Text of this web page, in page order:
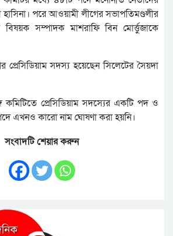
পরে আওয়ামী লীগের সভাপতিমণ্ডলীর
সম্পাদক মাশরাফি বিন মোর্ত্তুজাকে
প্রেসিডিয়াম সদস্য হয়েছেন সিলেটের সৈয়দা
কমিটিতে প্রেসিডিয়াম সদস্যের একটি পদ ও
এখনও কারো নাম ঘোষণা করা হয়নি।
সংবাদটি শেয়ার করুন